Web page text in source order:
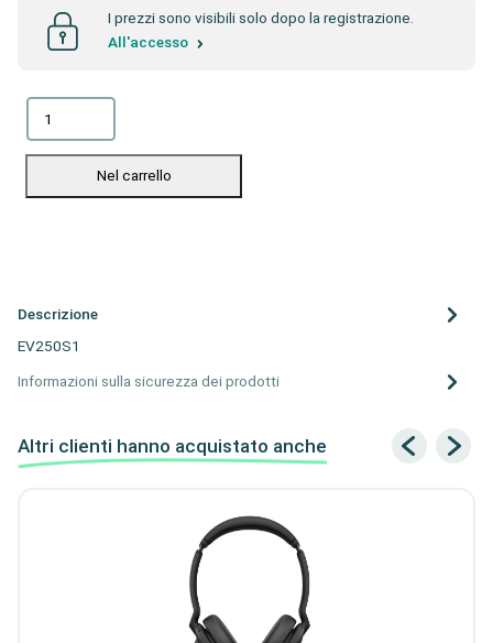
I prezzi sono visibili solo dopo la registrazione.
All'accesso
Nel carrello
Descrizione
EV250S1
Informazioni sulla sicurezza dei prodotti
Altri clienti hanno acquistato anche